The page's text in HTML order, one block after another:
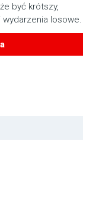
być krótszy,
wydarzenia losowe.